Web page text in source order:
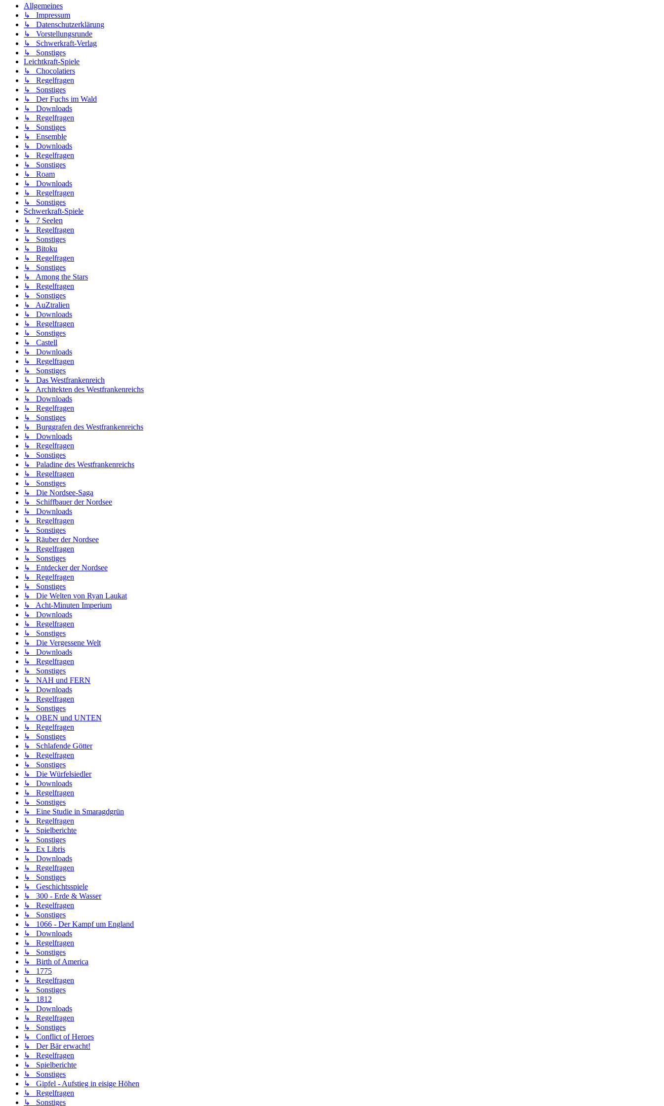
Allgemeines
↳ Impressum
↳ Datenschutzerklärung
↳ Vorstellungsrunde
↳ Schwerkraft-Verlag
↳ Sonstiges
Leichtkraft-Spiele
↳ Chocolatiers
↳ Regelfragen
↳ Sonstiges
↳ Der Fuchs im Wald
↳ Downloads
↳ Regelfragen
↳ Sonstiges
↳ Ensemble
↳ Downloads
↳ Regelfragen
↳ Sonstiges
↳ Roam
↳ Downloads
↳ Regelfragen
↳ Sonstiges
Schwerkraft-Spiele
↳ 7 Seelen
↳ Regelfragen
↳ Sonstiges
↳ Bitoku
↳ Regelfragen
↳ Sonstiges
↳ Among the Stars
↳ Regelfragen
↳ Sonstiges
↳ AuZtralien
↳ Downloads
↳ Regelfragen
↳ Sonstiges
↳ Castell
↳ Downloads
↳ Regelfragen
↳ Sonstiges
↳ Das Westfrankenreich
↳ Architekten des Westfrankenreichs
↳ Downloads
↳ Regelfragen
↳ Sonstiges
↳ Burggrafen des Westfrankenreichs
↳ Downloads
↳ Regelfragen
↳ Sonstiges
↳ Paladine des Westfrankenreichs
↳ Regelfragen
↳ Sonstiges
↳ Die Nordsee-Saga
↳ Schiffbauer der Nordsee
↳ Downloads
↳ Regelfragen
↳ Sonstiges
↳ Räuber der Nordsee
↳ Regelfragen
↳ Sonstiges
↳ Entdecker der Nordsee
↳ Regelfragen
↳ Sonstiges
↳ Die Welten von Ryan Laukat
↳ Acht-Minuten Imperium
↳ Downloads
↳ Regelfragen
↳ Sonstiges
↳ Die Vergessene Welt
↳ Downloads
↳ Regelfragen
↳ Sonstiges
↳ NAH und FERN
↳ Downloads
↳ Regelfragen
↳ Sonstiges
↳ OBEN und UNTEN
↳ Regelfragen
↳ Sonstiges
↳ Schlafende Götter
↳ Regelfragen
↳ Sonstiges
↳ Die Würfelsiedler
↳ Downloads
↳ Regelfragen
↳ Sonstiges
↳ Eine Studie in Smaragdgrün
↳ Regelfragen
↳ Spielberichte
↳ Sonstiges
↳ Ex Libris
↳ Downloads
↳ Regelfragen
↳ Sonstiges
↳ Geschichtsspiele
↳ 300 - Erde & Wasser
↳ Regelfragen
↳ Sonstiges
↳ 1066 - Der Kampf um England
↳ Downloads
↳ Regelfragen
↳ Sonstiges
↳ Birth of America
↳ 1775
↳ Regelfragen
↳ Sonstiges
↳ 1812
↳ Downloads
↳ Regelfragen
↳ Sonstiges
↳ Conflict of Heroes
↳ Der Bär erwacht!
↳ Regelfragen
↳ Spielberichte
↳ Sonstiges
↳ Gipfel - Aufstieg in eisige Höhen
↳ Regelfragen
↳ Sonstiges